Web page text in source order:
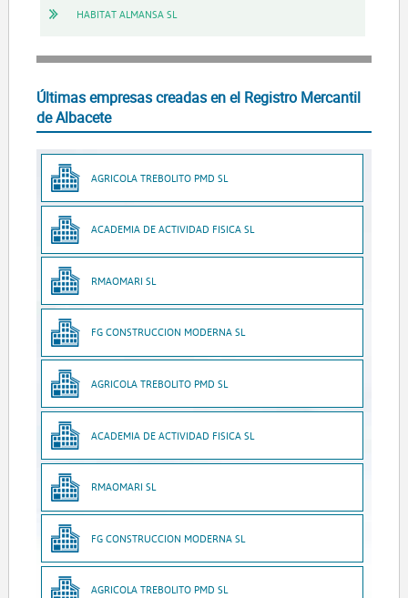
HABITAT ALMANSA SL
Últimas empresas creadas en el Registro Mercantil
de Albacete
AGRICOLA TREBOLITO PMD SL
ACADEMIA DE ACTIVIDAD FISICA SL
RMAOMARI SL
FG CONSTRUCCION MODERNA SL
AGRICOLA TREBOLITO PMD SL
ACADEMIA DE ACTIVIDAD FISICA SL
RMAOMARI SL
FG CONSTRUCCION MODERNA SL
AGRICOLA TREBOLITO PMD SL